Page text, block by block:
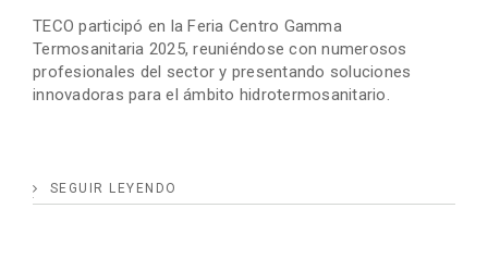
TECO participó en la Feria Centro Gamma
Termosanitaria 2025, reuniéndose con numerosos
profesionales del sector y presentando soluciones
innovadoras para el ámbito hidrotermosanitario.
SEGUIR LEYENDO